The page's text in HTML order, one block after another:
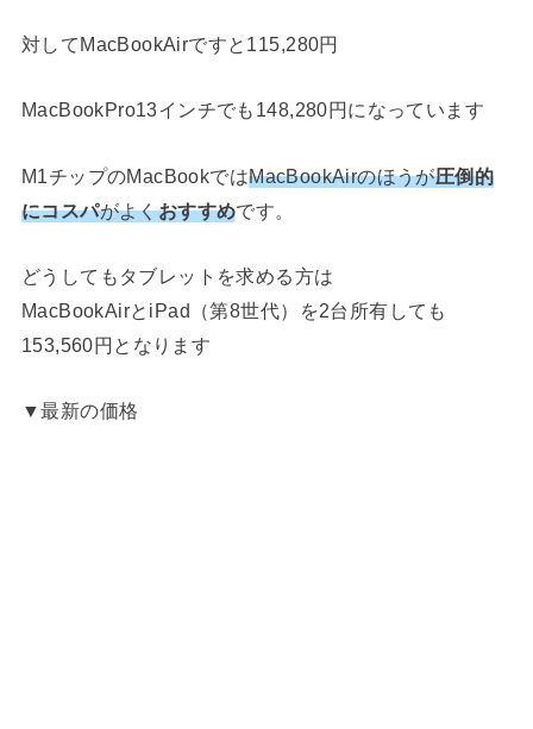
対してMacBookAirですと115,280円
MacBookPro13インチでも148,280円になっています
M1チップのMacBookではMacBookAirのほうが圧倒的
にコスパがよくおすすめです。
どうしてもタブレットを求める方は
MacBookAirとiPad（第8世代）を2台所有しても
153,560円となります
▼最新の価格